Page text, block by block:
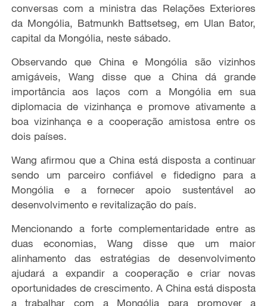
conversas com a ministra das Relações Exteriores
da Mongólia, Batmunkh Battsetseg, em Ulan Bator,
capital da Mongólia, neste sábado.
Observando que China e Mongólia são vizinhos
amigáveis, Wang disse que a China dá grande
importância aos laços com a Mongólia em sua
diplomacia de vizinhança e promove ativamente a
boa vizinhança e a cooperação amistosa entre os
dois países.
Wang afirmou que a China está disposta a continuar
sendo um parceiro confiável e fidedigno para a
Mongólia e a fornecer apoio sustentável ao
desenvolvimento e revitalização do país.
Mencionando a forte complementaridade entre as
duas economias, Wang disse que um maior
alinhamento das estratégias de desenvolvimento
ajudará a expandir a cooperação e criar novas
oportunidades de crescimento. A China está disposta
a trabalhar com a Mongólia para promover a